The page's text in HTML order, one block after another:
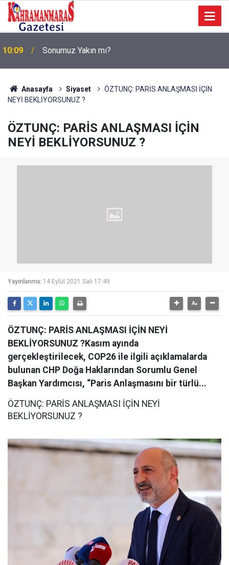
10:09 Sonumuz Yakın mı?
Anasayfa Siyaset
ÖZTUNÇ: PARİS ANLAŞMASI İÇİN
NEYİ BEKLİYORSUNUZ ?
ÖZTUNÇ: PARİS ANLAŞMASI İÇİN
NEYİ BEKLİYORSUNUZ ?
Yayınlanma: 14 Eylül 2021 Salı 17:49
ÖZTUNÇ: PARİS ANLAŞMASI İÇİN NEYİ
BEKLİYORSUNUZ ?Kasım ayında
gerçekleştirilecek, COP26 ile ilgili açıklamalarda
bulunan CHP Doğa Haklarından Sorumlu Genel
Başkan Yardımcısı, “Paris Anlaşmasını bir türlü...
ÖZTUNÇ: PARİS ANLAŞMASI İÇİN NEYİ
BEKLİYORSUNUZ ?